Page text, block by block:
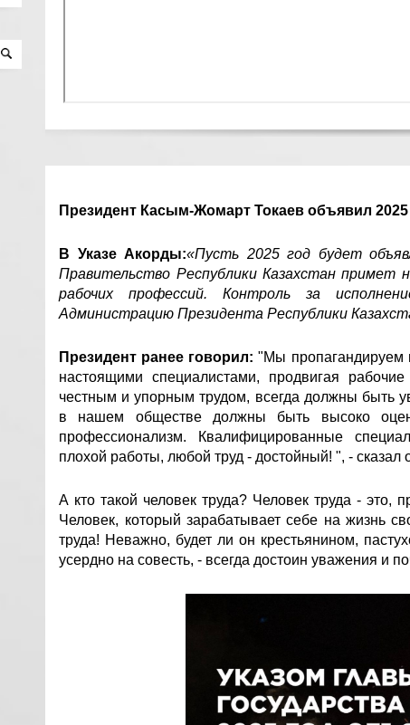
Президент Касым-Жомарт Токаев объявил
В Указе Акорды:«Пусть 2025 год будет
Правительство Республики Казахстан примет
рабочих профессий. Контроль за
Администрацию Президента Республики
Президент ранее говорил: "Мы пропагандируем
настоящими специалистами, продвигая
честным и упорным трудом, всегда должны быть
в нашем обществе должны быть высоко
профессионализм. Квалифицированные
плохой работы, любой труд - достойный! ", - сказал
А кто такой человек труда? Человек труда - это,
Человек, который зарабатывает себе на жизнь
труда! Неважно, будет ли он крестьянином,
усердно на совесть, - всегда достоин уважения и